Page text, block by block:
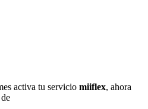
activa tu servicio miiflex, ahora